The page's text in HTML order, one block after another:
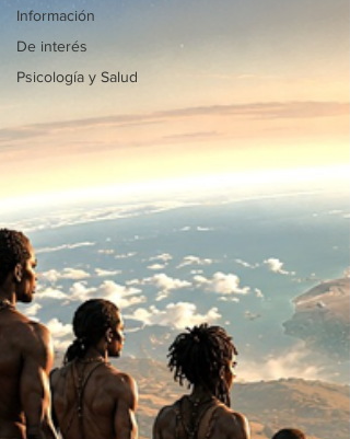
Información
De interés
Psicología y Salud